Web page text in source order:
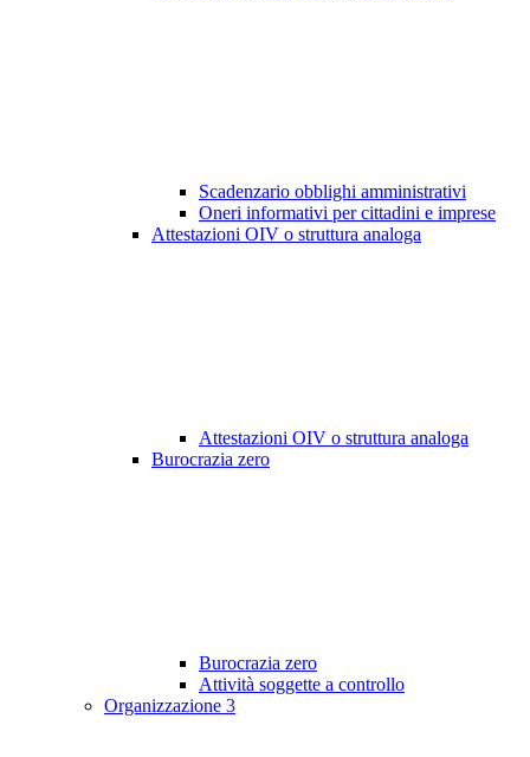
Scadenzario obblighi amministrativi
Oneri informativi per cittadini e imprese
Attestazioni OIV o struttura analoga
Attestazioni OIV o struttura analoga
Burocrazia zero
Burocrazia zero
Attività soggette a controllo
Organizzazione 3